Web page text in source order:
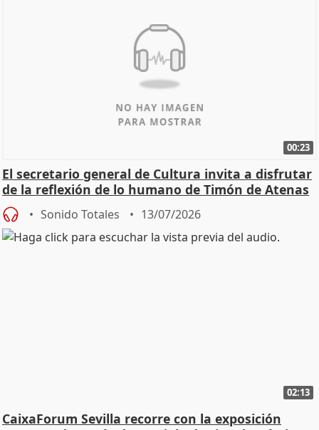
00:23
El secretario general de Cultura invita a disfrutar
de la reflexión de lo humano de Timón de Atenas
Sonido Totales 13/07/2026
02:13
CaixaForum Sevilla recorre con la exposición